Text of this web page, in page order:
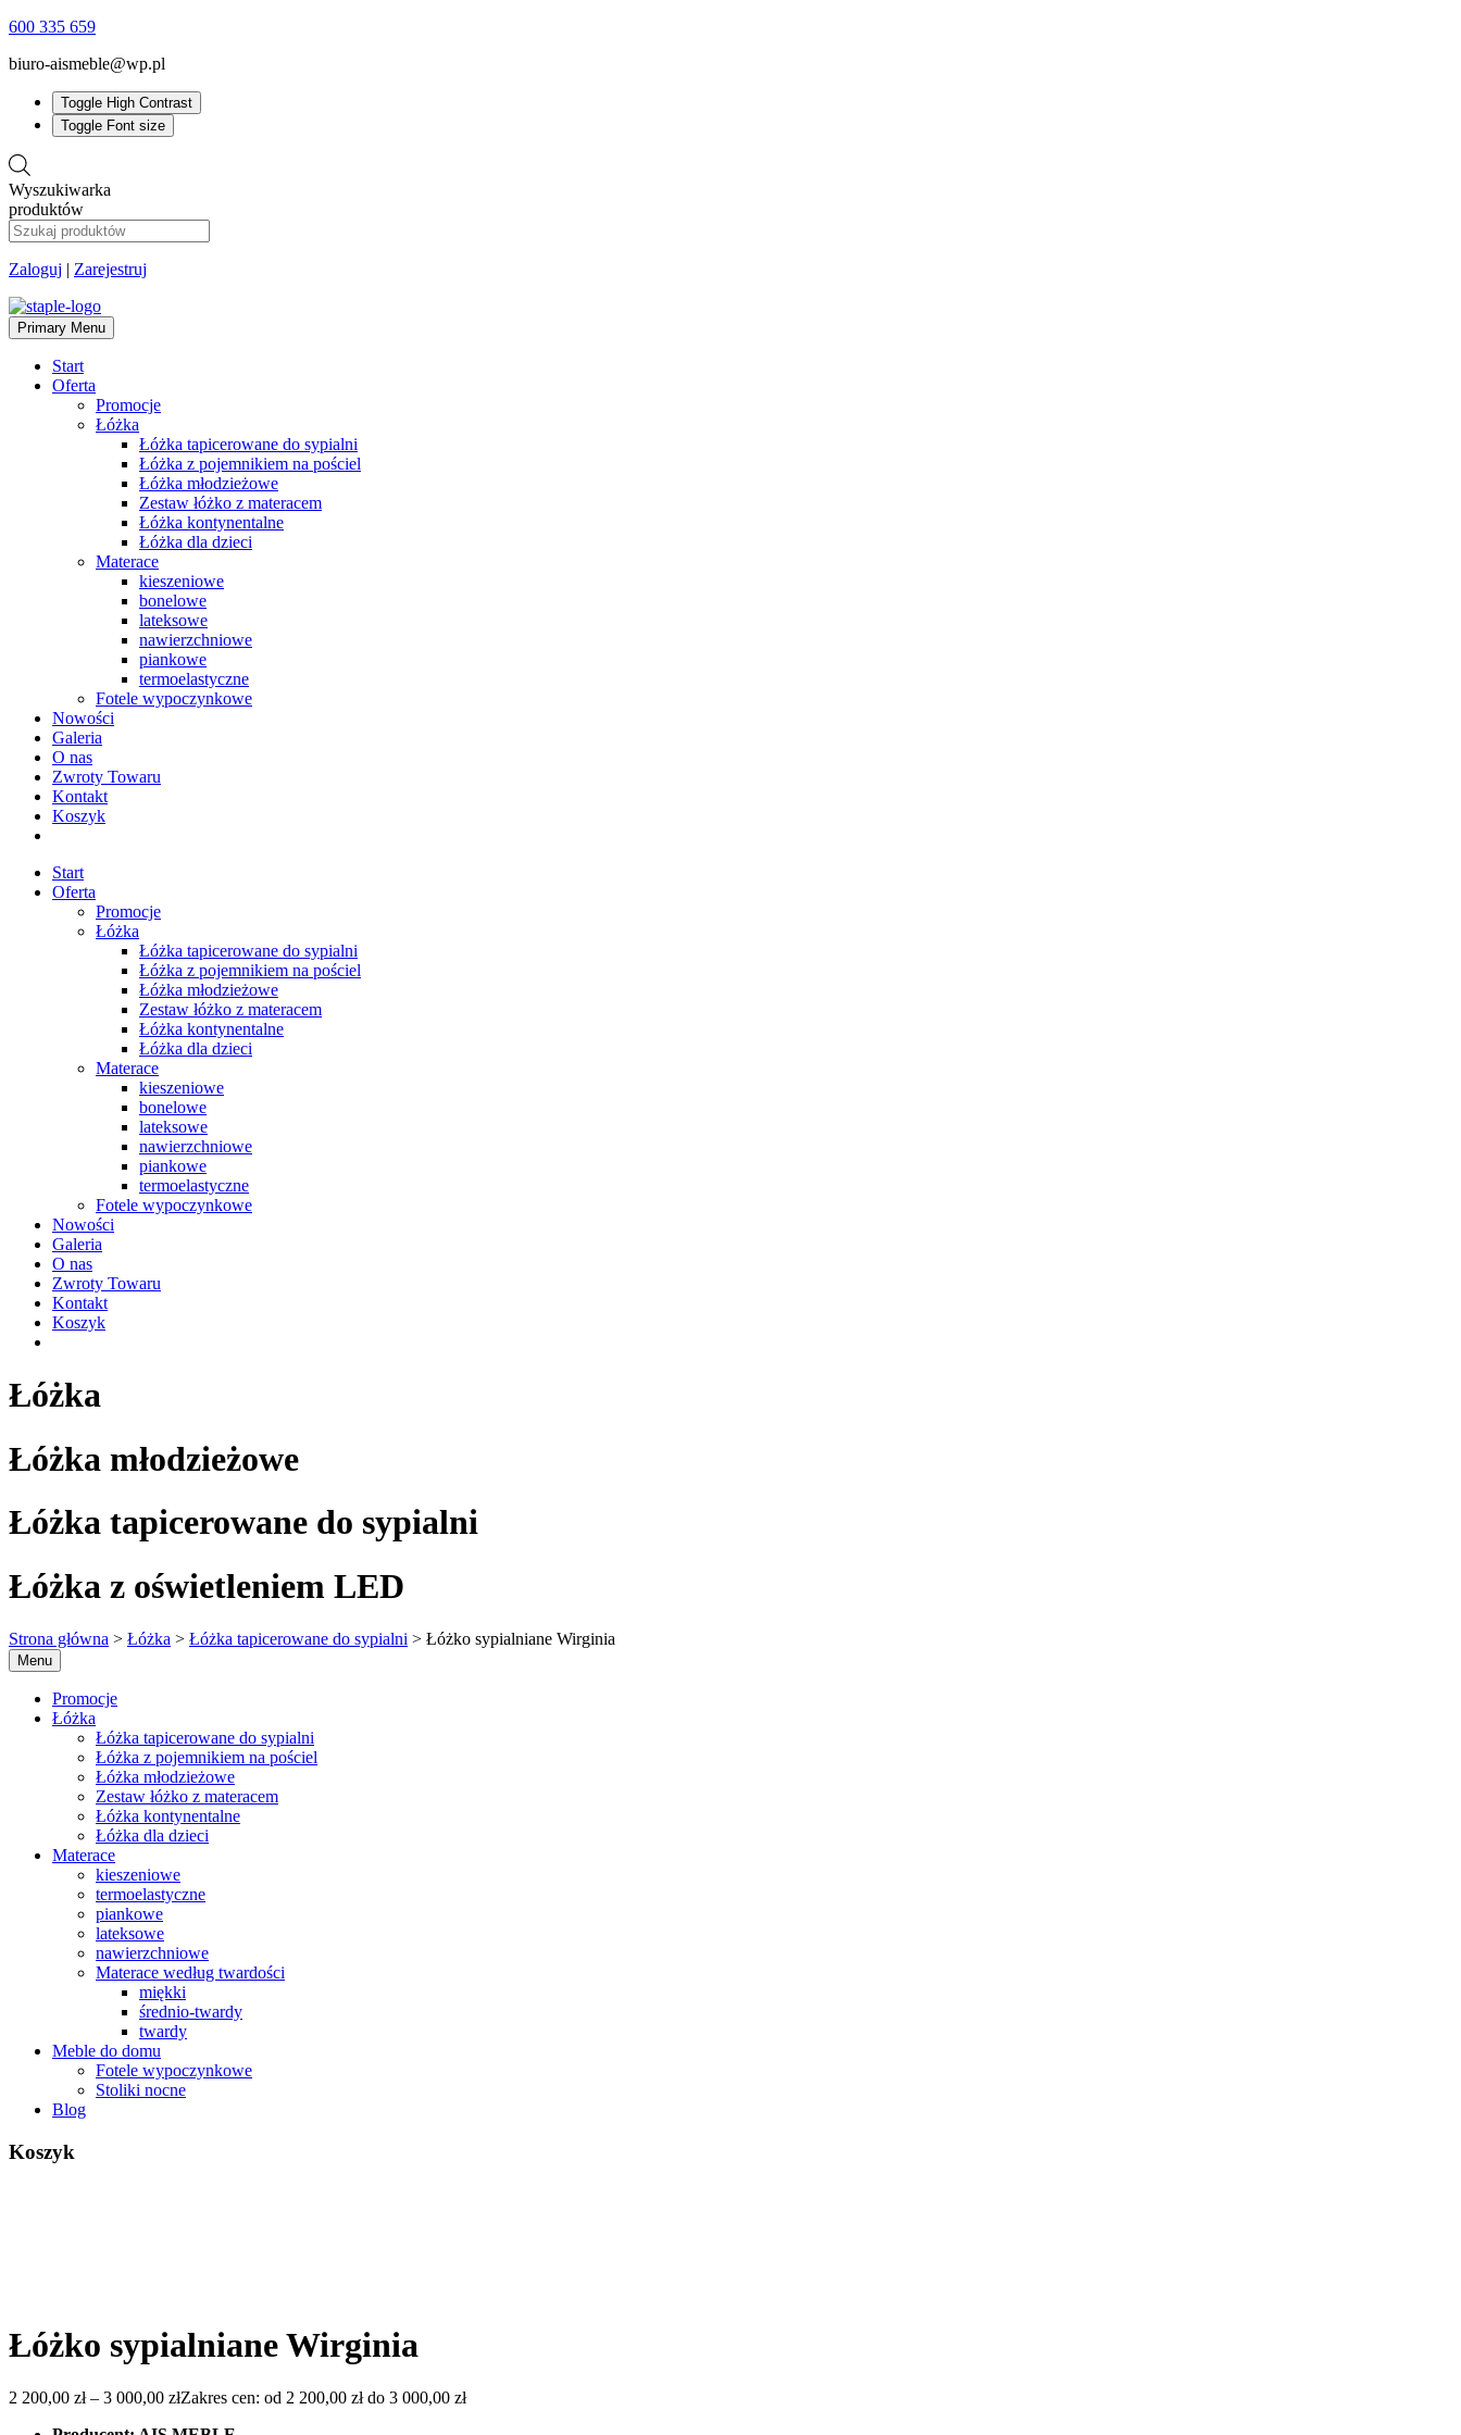
600 335 659
biuro-aismeble@wp.pl
Toggle High Contrast
Toggle Font size
Wyszukiwarka
produktów
Zaloguj | Zarejestruj
Primary Menu
Start
Oferta
Promocje
Łóżka
Łóżka tapicerowane do sypialni
Łóżka z pojemnikiem na pościel
Łóżka młodzieżowe
Zestaw łóżko z materacem
Łóżka kontynentalne
Łóżka dla dzieci
Materace
kieszeniowe
bonelowe
lateksowe
nawierzchniowe
piankowe
termoelastyczne
Fotele wypoczynkowe
Nowości
Galeria
O nas
Zwroty Towaru
Kontakt
Koszyk
Start
Oferta
Promocje
Łóżka
Łóżka tapicerowane do sypialni
Łóżka z pojemnikiem na pościel
Łóżka młodzieżowe
Zestaw łóżko z materacem
Łóżka kontynentalne
Łóżka dla dzieci
Materace
kieszeniowe
bonelowe
lateksowe
nawierzchniowe
piankowe
termoelastyczne
Fotele wypoczynkowe
Nowości
Galeria
O nas
Zwroty Towaru
Kontakt
Koszyk
Łóżka
Łóżka młodzieżowe
Łóżka tapicerowane do sypialni
Łóżka z oświetleniem LED
Strona główna > Łóżka > Łóżka tapicerowane do sypialni > Łóżko sypialniane Wirginia
Menu
Promocje
Łóżka
Łóżka tapicerowane do sypialni
Łóżka z pojemnikiem na pościel
Łóżka młodzieżowe
Zestaw łóżko z materacem
Łóżka kontynentalne
Łóżka dla dzieci
Materace
kieszeniowe
termoelastyczne
piankowe
lateksowe
nawierzchniowe
Materace według twardości
miękki
średnio-twardy
twardy
Meble do domu
Fotele wypoczynkowe
Stoliki nocne
Blog
Koszyk
Łóżko sypialniane Wirginia
2 200,00 zł – 3 000,00 złZakres cen: od 2 200,00 zł do 3 000,00 zł